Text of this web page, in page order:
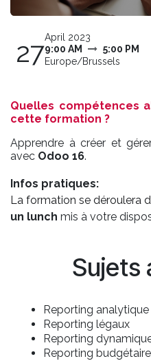
27April 2023
9:00 AM
5:00 PM
Europe/Brussels
Quelles compétences
cette formation ?
Apprendre à créer et
avec Odoo 16.
Infos pratiques:
La formation se déroulera
un lunch mis à votre
Sujets
Reporting analytique
Reporting légaux
Reporting
Reporting budgétaire